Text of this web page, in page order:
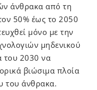
άνθρακα από τη
50% έως το 2050
μόνο με την
μηδενικού
του 2030 να
βιώσιμα πλοία
του άνθρακα.